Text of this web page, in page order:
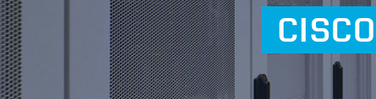
CISCO